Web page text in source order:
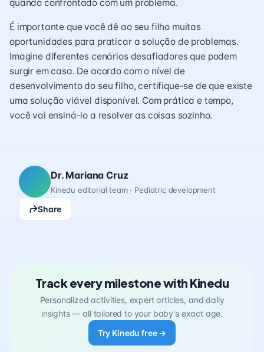
quando confrontado com um problema.
É importante que você dê ao seu filho muitas
oportunidades para praticar a solução de problemas.
Imagine diferentes cenários desafiadores que podem
surgir em casa. De acordo com o nível de
desenvolvimento do seu filho, certifique-se de que existe
uma solução viável disponível. Com prática e tempo,
você vai ensiná-lo a resolver as coisas sozinho.
Dr. Mariana Cruz
Kinedu editorial team · Pediatric development
Share
Track every milestone with Kinedu
Personalized activities, expert articles, and daily
insights — all tailored to your baby's exact age.
Try Kinedu free →